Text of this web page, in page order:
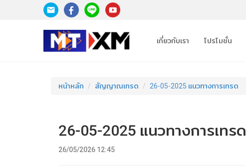
เกี่ยวกับเรา โปรโมชั่น
หน้าหลัก สัญญาณเทรด 26-05-2025 แนวทางการเทรด
26-05-2025 แนวทางการเทรด
26/05/2026 12:45